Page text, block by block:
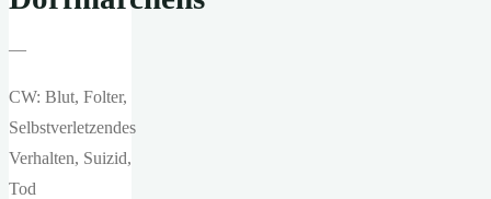
—
CW: Blut, Folter,
Selbstverletzendes
Verhalten, Suizid,
Tod